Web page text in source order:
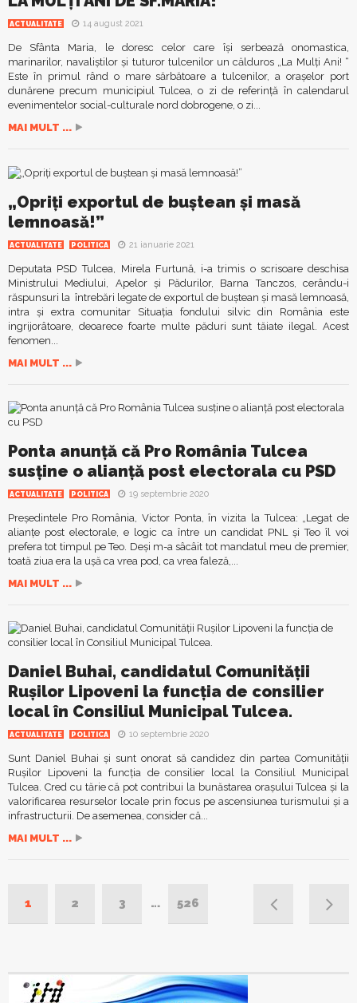
ACTUALITATE 14 august 2021
De Sfânta Maria, le doresc celor care îşi serbează onomastica,
marinarilor, navaliștilor şi tuturor tulcenilor un călduros „La Mulţi Ani! “
Este în primul rând o mare sărbătoare a tulcenilor, a orașelor port
dunărene precum municipiul Tulcea, o zi de referință în calendarul
evenimentelor social-culturale nord dobrogene, o zi...
MAI MULT ...
„Opriţi exportul de buştean şi masă
lemnoasă!”
ACTUALITATE POLITICA 21 ianuarie 2021
Deputata PSD Tulcea, Mirela Furtună, i-a trimis o scrisoare deschisa
Ministrului Mediului, Apelor şi Pădurilor, Barna Tanczos, cerându-i
răspunsuri la întrebări legate de exportul de buştean şi masă lemnoasă,
intra şi extra comunitar Situația fondului silvic din România este
ingrijorâtoare, deoarece foarte multe păduri sunt tăiate ilegal. Acest
fenomen...
MAI MULT ...
Ponta anunță că Pro România Tulcea
susține o alianță post electorala cu PSD
ACTUALITATE POLITICA 19 septembrie 2020
Președintele Pro România, Victor Ponta, în vizita la Tulcea: „Legat de
alianțe post electorale, e logic ca între un candidat PNL și Teo îl voi
prefera tot timpul pe Teo. Deși m-a sâcâit tot mandatul meu de premier,
toată ziua era la ușă ca vrea pod, ca vrea faleză,...
MAI MULT ...
Daniel Buhai, candidatul Comunităţii
Ruşilor Lipoveni la funcţia de consilier
local în Consiliul Municipal Tulcea.
ACTUALITATE POLITICA 10 septembrie 2020
Sunt Daniel Buhai şi sunt onorat să candidez din partea Comunităţii
Ruşilor Lipoveni la funcţia de consilier local la Consiliul Municipal
Tulcea. Cred cu tărie că pot contribui la bunăstarea oraşului Tulcea şi la
valorificarea resurselor locale prin focus pe ascensiunea turismului şi a
infrastructurii. De asemenea, consider că...
MAI MULT ...
1 2 3 … 526